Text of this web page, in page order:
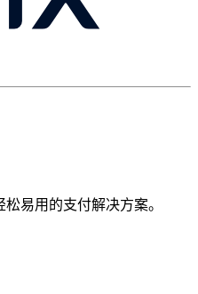
易用的支付解决方案。